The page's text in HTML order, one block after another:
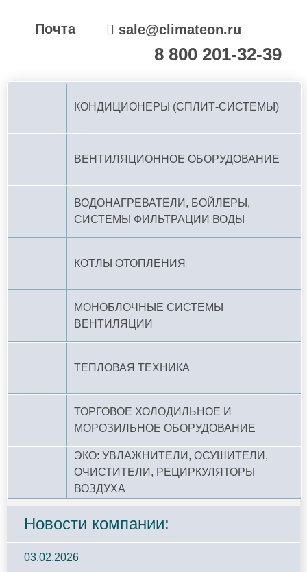
Почта sale@climateon.ru
8 800 201-32-39
КОНДИЦИОНЕРЫ (СПЛИТ-СИСТЕМЫ)
ВЕНТИЛЯЦИОННОЕ ОБОРУДОВАНИЕ
ВОДОНАГРЕВАТЕЛИ, БОЙЛЕРЫ,
СИСТЕМЫ ФИЛЬТРАЦИИ ВОДЫ
КОТЛЫ ОТОПЛЕНИЯ
МОНОБЛОЧНЫЕ СИСТЕМЫ
ВЕНТИЛЯЦИИ
ТЕПЛОВАЯ ТЕХНИКА
ТОРГОВОЕ ХОЛОДИЛЬНОЕ И
МОРОЗИЛЬНОЕ ОБОРУДОВАНИЕ
ЭКО: УВЛАЖНИТЕЛИ, ОСУШИТЕЛИ,
ОЧИСТИТЕЛИ, РЕЦИРКУЛЯТОРЫ
ВОЗДУХА
Новости компании:
03.02.2026